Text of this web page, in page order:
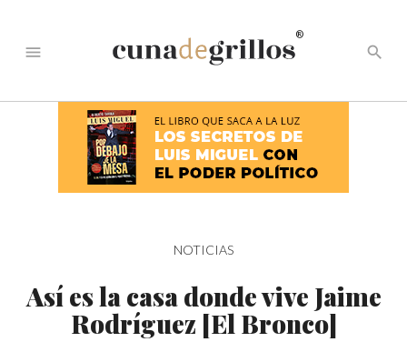
menu
®
search
NOTICIAS
Así es la casa donde vive Jaime
Rodríguez [El Bronco]